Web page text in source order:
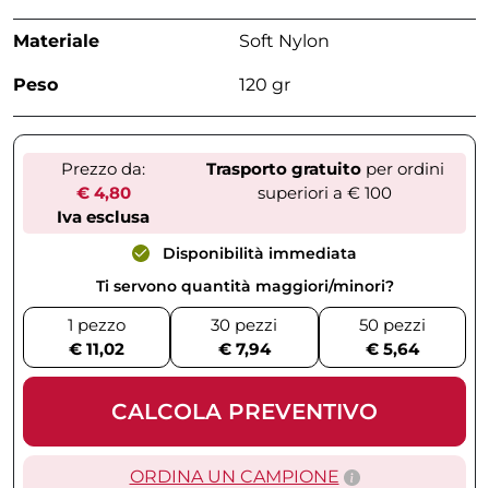
Materiale Soft Nylon
Peso 120 gr
Prezzo da:
€ 4,80
Iva esclusa
Trasporto gratuitoper ordini
superiori a € 100
Disponibilità immediata
Ti servono quantità maggiori/minori?
1 pezzo
€ 11,02
30 pezzi
€ 7,94
50 pezzi
€ 5,64
CALCOLA PREVENTIVO
ORDINA UN CAMPIONE